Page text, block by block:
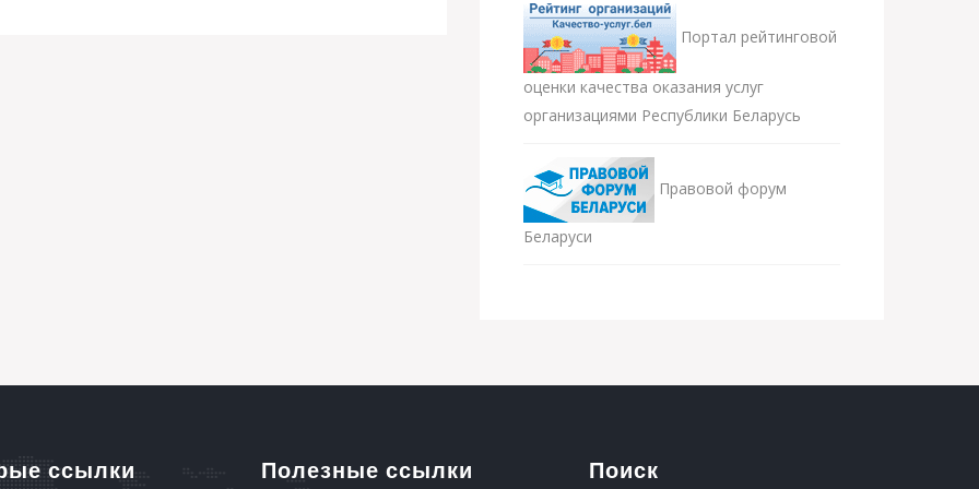
Портал рейтинговой
оценки качества оказания услуг
организациями Республики Беларусь
Правовой форум
Беларуси
ссылки Полезные ссылки Поиск